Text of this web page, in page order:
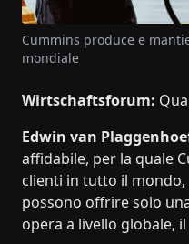
Cummins produce e
mondiale
Wirtschaftsforum:
Edwin van
affidabile, per la quale
clienti in tutto il
possono offrire solo
opera a livello globale,